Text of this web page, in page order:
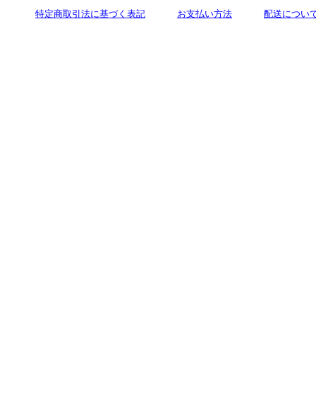
特定商取引法に基づく表記 お支払い方法 配送につい